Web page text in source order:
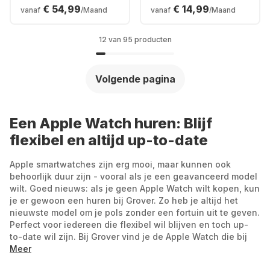
roestvrijstalen
behuizing, 45 mm
vanaf € 54,99/Maand
roestvrijstalen
behuizing, 41 mm
vanaf € 14,99/Maand
12 van 95 producten
Volgende pagina
Een Apple Watch huren: Blijf
flexibel en altijd up-to-date
Apple smartwatches zijn erg mooi, maar kunnen ook
behoorlijk duur zijn - vooral als je een geavanceerd model
wilt. Goed nieuws: als je geen Apple Watch wilt kopen, kun
je er gewoon een huren bij Grover. Zo heb je altijd het
nieuwste model om je pols zonder een fortuin uit te geven.
Perfect voor iedereen die flexibel wil blijven en toch up-
to-date wil zijn. Bij Grover vind je de Apple Watch die bij
jouw leven past: Huur bijvoorbeeld de Apple Watch Ultra
Meer